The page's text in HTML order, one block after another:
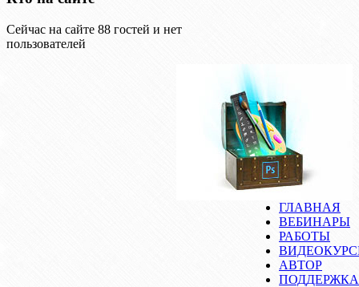
Сейчас на сайте 88 гостей и нет
пользователей
ГЛАВНАЯ
ВЕБИНАРЫ
РАБОТЫ
АВТОР
ПОДДЕРЖКА